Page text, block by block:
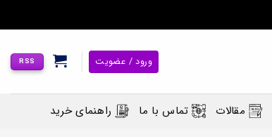
ورود / عضویت RSS
مقالات تماس با ما راهنمای خرید